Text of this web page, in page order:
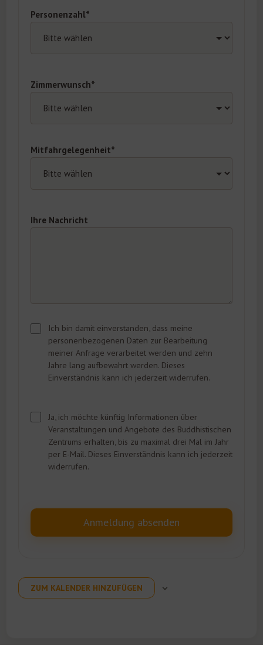
Personenzahl*
Zimmerwunsch*
Mitfahrgelegenheit*
Ihre Nachricht
Ich bin damit einverstanden, dass meine
personenbezogenen Daten zur Bearbeitung
meiner Anfrage verarbeitet werden und zehn
Jahre lang aufbewahrt werden. Dieses
Einverständnis kann ich jederzeit widerrufen.
Ja, ich möchte künftig Informationen über
Veranstaltungen und Angebote des Buddhistischen
Zentrums erhalten, bis zu maximal drei Mal im Jahr
per E-Mail. Dieses Einverständnis kann ich jederzeit
widerrufen.
ZUM KALENDER HINZUFÜGEN